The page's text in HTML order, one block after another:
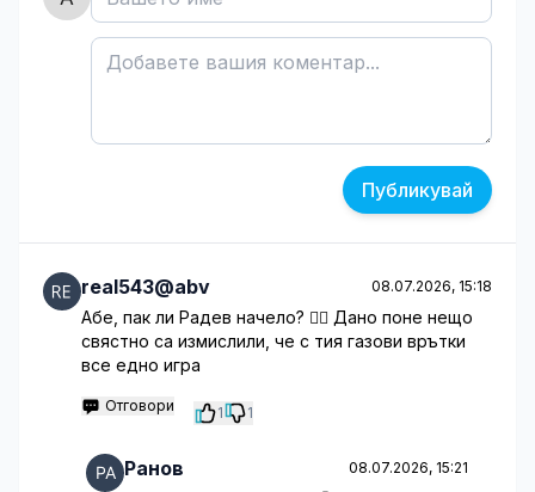
Публикувай
real543@abv 08.07.2026, 15:18
Абе, пак ли Радев начело? 🤦‍♂️ Дано поне нещо
свястно са измислили, че с тия газови врътки
все едно игра
Отговори 1 1
Ранов 08.07.2026, 15:21